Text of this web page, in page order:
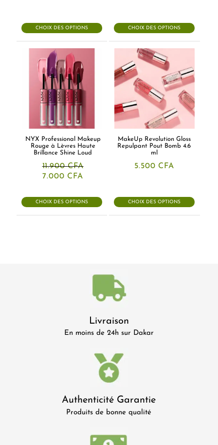
CHOIX DES OPTIONS
11.000 CFA.8.800 CFA.
CHOIX DES OPTIONS
NYX Professional Makeup
Rouge à Lèvres Haute
Brillance Shine Loud
11.900CFA
Le
était :
11.900 CFA.
7.000 CFA
est :
7.000 CFA.
CHOIX DES OPTIONS
MakeUp Revolution Gloss
Repulpant Pout Bomb 4.6
ml
5.500 CFA
CHOIX DES OPTIONS
Livraison
En moins de 24h sur Dakar
Authenticité Garantie
Produits de bonne qualité